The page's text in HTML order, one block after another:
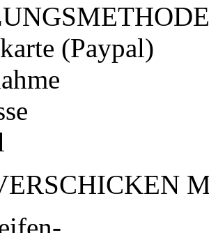
(Paypal)